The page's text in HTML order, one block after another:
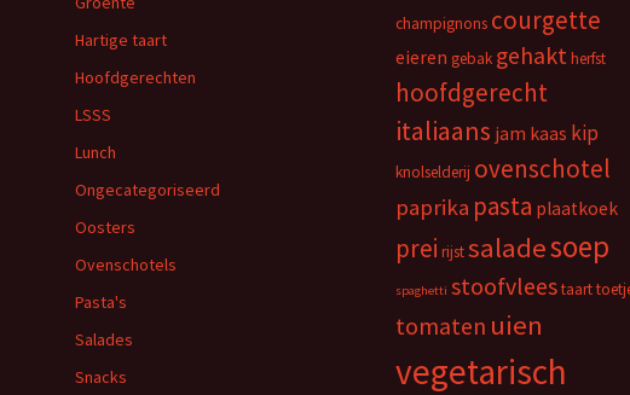
Hartige taart
Hoofdgerechten
LSSS
Lunch
Ongecategoriseerd
Oosters
Ovenschotels
Pasta's
Salades
Snacks
champignons courgette
eieren gebak gehaktherfst
hoofdgerecht
italiaans jam kaas kip
knolselderij ovenschotel
paprika pasta plaatkoek
prei rijstsaladesoep
spaghetti stoofvleestaart
tomaten uien
vegetarisch